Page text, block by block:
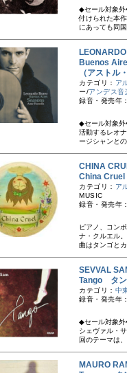
◆セール対象
付けられた本
にあっても同
Buenos
（アストル
カテゴリ： ア
ー/アンデス音
録音・発売年
◆セール対象外
活動するレオ
ージシャンと
CHINA
China
カテゴリ： ア
MUSIC
録音・発売年
ピアノ、コン
ナ・クルエル
曲はタンゴと
SEVVAL
Tango タ
カテゴリ： 中
録音・発売年
◆セール対象外
シェヴァル・
回のテーマは
MAURO